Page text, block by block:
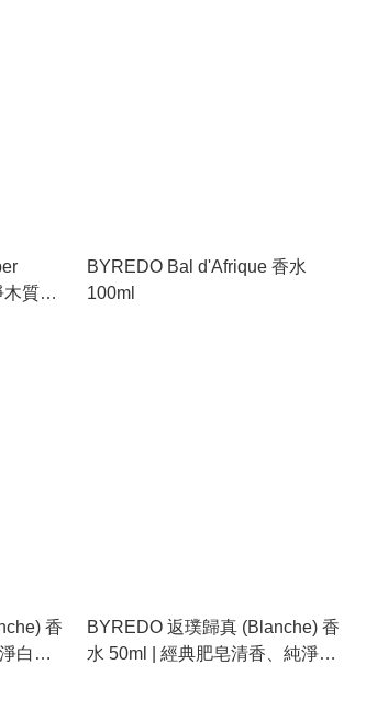
木質
BYREDO Bal d'Afrique 香水
100ml
香
白襯
BYREDO 返璞歸真 (Blanche) 香
水 50ml | 經典肥皂清香、純淨偽